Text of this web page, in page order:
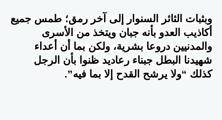
وبثبات الثائر السنوار إلى آخر رمق؛ طمس جميع
أكاذيب العدو بأنه جبان ويتخذ من الأسرى
والمدنيين دروعا بشرية، ولكن بما أن أعداء
شهيدنا البطل جبناء رعاديد ظنوا بأن الرجل
كذلك “ولا يرشح القدح إلا بما فيه”.